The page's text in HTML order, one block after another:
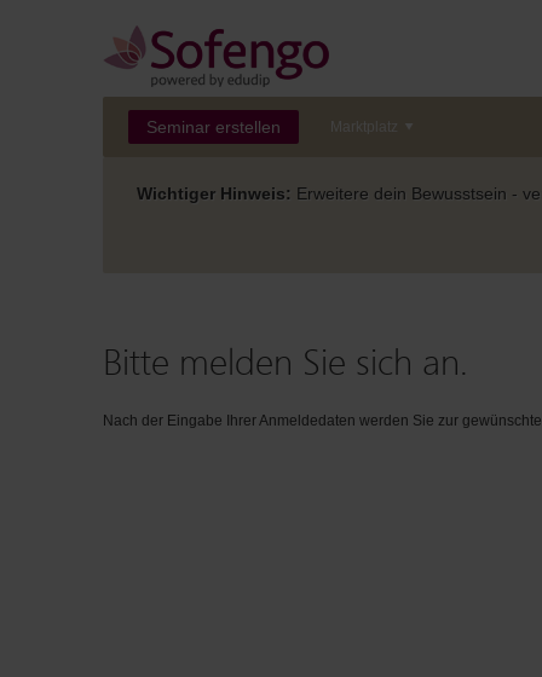
Seminar erstellen Marktplatz
Wichtiger Hinweis: Erweitere dein Bewusstsein -
Bitte melden Sie sich an.
Nach der Eingabe Ihrer Anmeldedaten werden Sie zur